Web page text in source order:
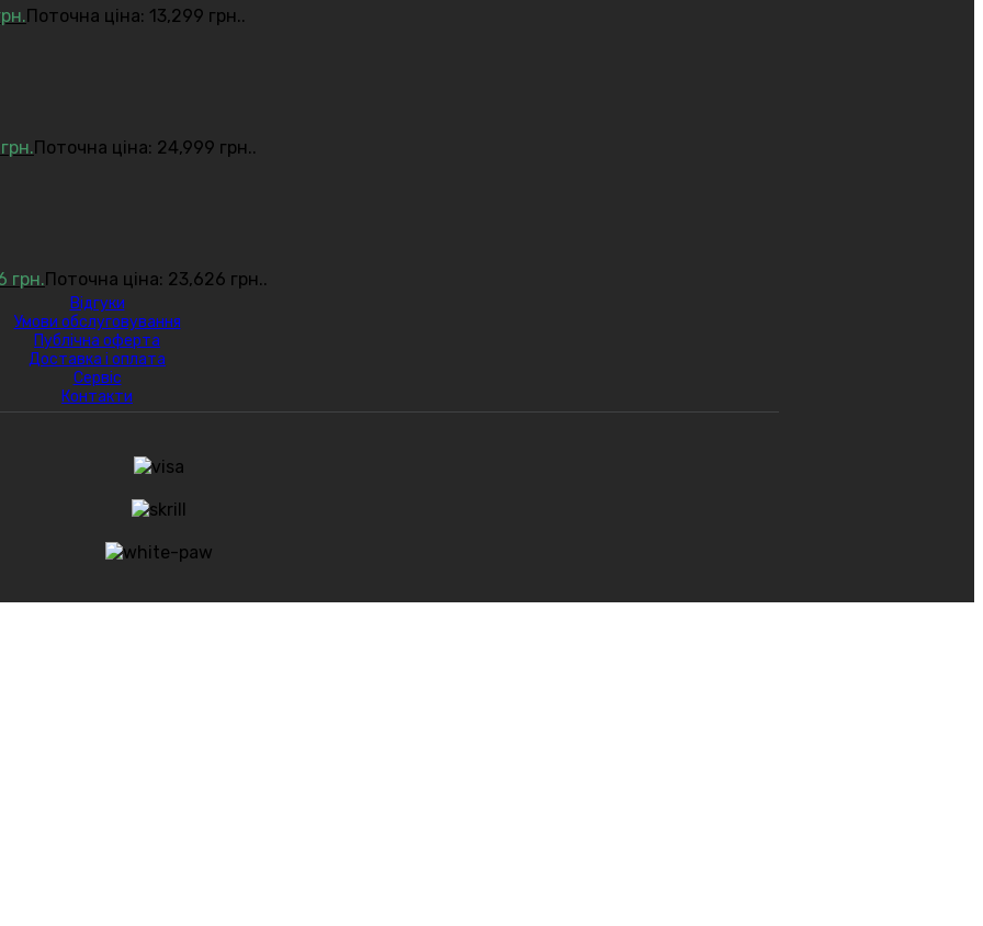
Поточна ціна: 13,299 грн..
грн. Поточна ціна: 24,999 грн..
грн.Поточна ціна: 23,626 грн..
Відгуки
Умови обслуговування
Публічна оферта
Доставка і оплата
Сервіс
Контакти